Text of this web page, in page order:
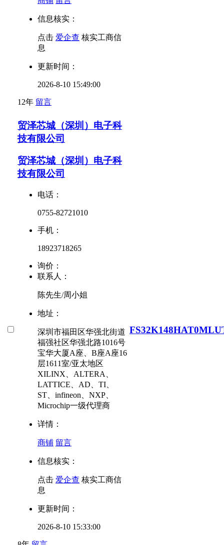
信息核实：
点击 爱企查 核实工商信
息
更新时间：
2026-8-10 15:49:00
12年 留言
贸泽芯城（深圳）电子科
技有限公司
贸泽芯城（深圳）电子科
技有限公司
电话：
0755-82721010
手机：
18923718265
询价：
联系人：
陈先生/周小姐
地址：
深圳市福田区华强北街道
福强社区华强北路1016号
宝华大厦A座、B座A座16
层1611室/亚太地区
XILINX、ALTERA、
LATTICE、AD、TI、
ST、infineon、NXP、
Microchip一级代理商
详情：
商铺 留言
信息核实：
点击 爱企查 核实工商信
息
更新时间：
2026-8-10 15:33:00